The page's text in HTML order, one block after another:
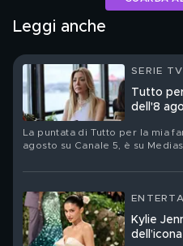
Leggi anche
SERIE TV
Tutto
dell'8
La puntata di Tutto per la mia
agosto su Canale 5, è su
Kylie